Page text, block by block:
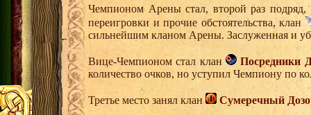
Чемпионом Арены стал, второй раз
переигровки и прочие обстоятельства, клан
сильнейшим кланом Арены. Заслуженная и
Вице-Чемпионом стал клан
Посредники
количество очков, но уступил Чемпиону по
Третье место занял клан Сумеречный